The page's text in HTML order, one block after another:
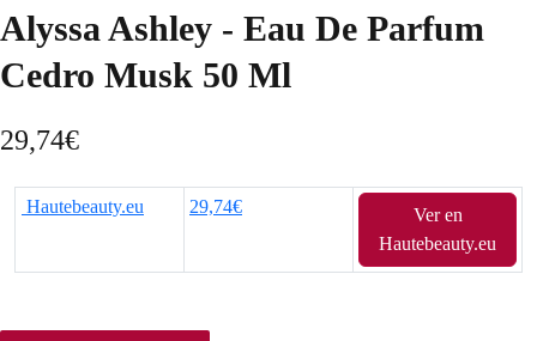
Alyssa Ashley - Eau De Parfum
Cedro Musk 50 Ml
29,74€
Hautebeauty.eu 29,74€
Ver en
Hautebeauty.eu